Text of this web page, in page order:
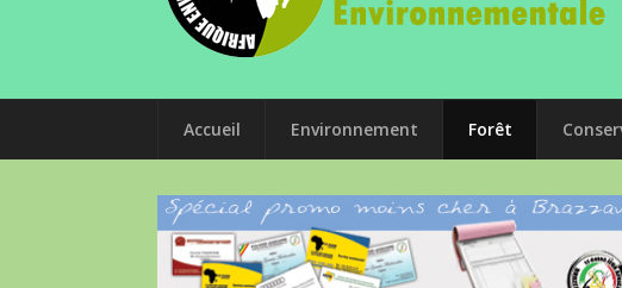
Accueil Environnement Forêt